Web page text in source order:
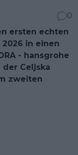
0
ersten echten
in einen
- hansgrohe
Celjska
zweiten